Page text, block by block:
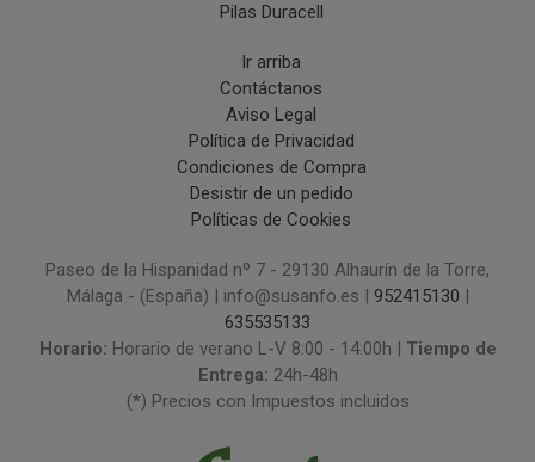
Pilas Duracell
Ir arriba
Contáctanos
Aviso Legal
Política de Privacidad
Condiciones de Compra
Desistir de un pedido
Políticas de Cookies
Paseo de la Hispanidad nº 7 - 29130 Alhaurín de la Torre,
Málaga - (España) | info@susanfo.es | 952415130
635535133
Horario: Horario de verano L-V 8:00 - 14:00h | Tiempo de
Entrega: 24h-48h
(*) Precios con Impuestos incluidos